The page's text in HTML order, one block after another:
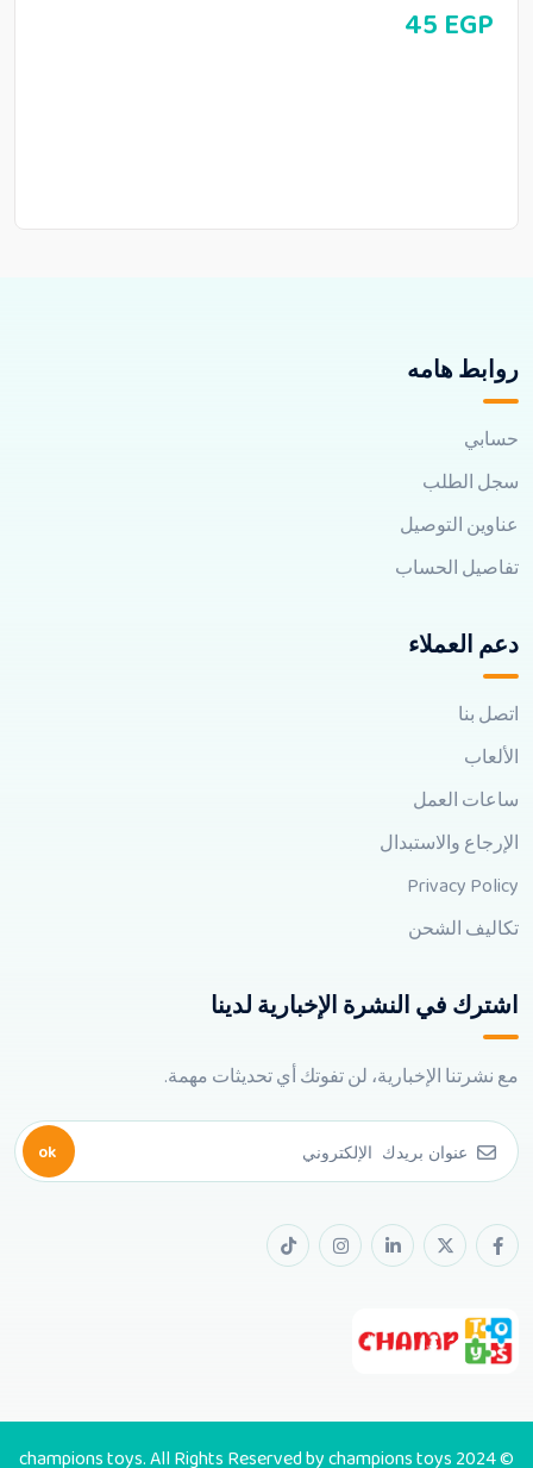
45 EGP
روابط هامه
حسابي
سجل الطلب
عناوين التوصيل
تفاصيل الحساب
دعم العملاء
اتصل بنا
الألعاب
ساعات العمل
الإرجاع والاستبدال
Privacy Policy
تكاليف الشحن
اشترك في النشرة الإخبارية لدينا
مع نشرتنا الإخبارية، لن تفوتك أي تحديثات مهمة.
ok
© 2024 champions toys. All Rights Reserved by champions toys